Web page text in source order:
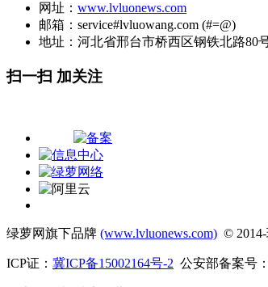
网址： www.lvluonews.com
邮箱：service#lvluowang.com (#=@)
地址：河北省邢台市桥西区钢铁北路80
扫一扫 加关注
绿萝网旗下品牌 (www.lvluonews.com) ©
ICP证： 冀ICP备15002164号-2 公安部备案号：